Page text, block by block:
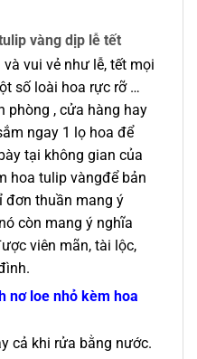
vàng dịp lễ tết
vui vẻ như lễ, tết mọi
số loài hoa rực rỡ …
phòng , cửa hàng hay
ngay 1 lọ hoa để
tại không gian của
hoa tulip vàngđể bản
đơn thuần mang ý
còn mang ý nghĩa
viên mãn, tài lộc,
nơ loe nhỏ kèm hoa
cả khi rửa bằng nước.